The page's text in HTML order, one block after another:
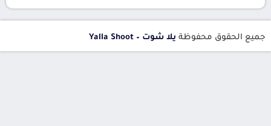
جميع الحقوق محفوظة يلا شوت – Yalla Shoot